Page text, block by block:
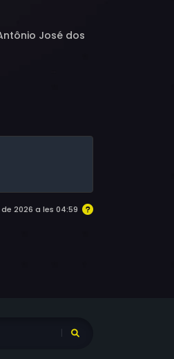
José dos
2026 a les 04:59